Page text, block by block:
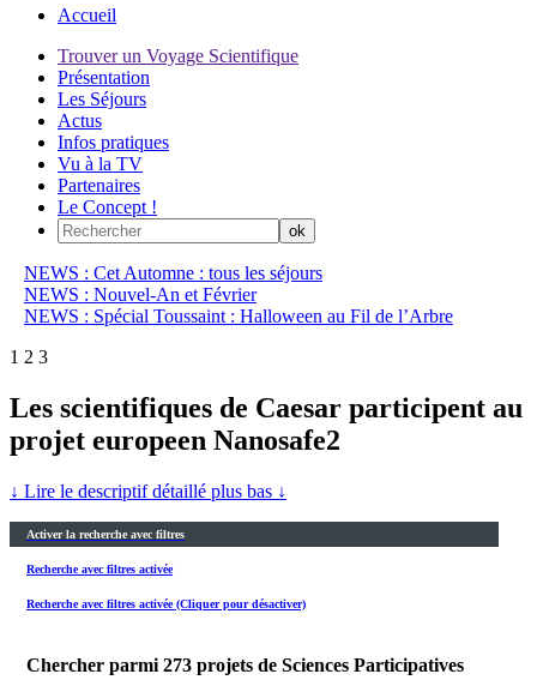
Accueil
Trouver un Voyage Scientifique
Présentation
Les Séjours
Actus
Infos pratiques
Vu à la TV
Partenaires
Le Concept !
NEWS : Cet Automne : tous les séjours
NEWS : Nouvel-An et Février
NEWS : Spécial Toussaint : Halloween au Fil de l’Arbre
1 2 3
Les scientifiques de Caesar participent au
projet europeen Nanosafe2
↓ Lire le descriptif détaillé plus bas ↓
Activer la recherche avec filtres
Recherche avec filtres activée
Recherche avec filtres activée (Cliquer pour désactiver)
Chercher parmi 273 projets de Sciences Participatives